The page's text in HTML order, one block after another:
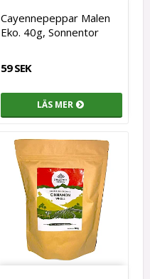
Cayennepeppar Malen
Eko. 40g, Sonnentor
59 SEK
LÄS MER